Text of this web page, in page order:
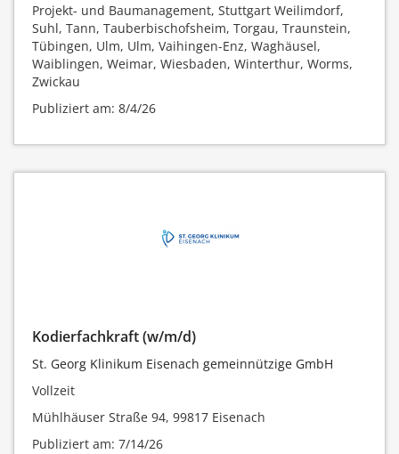
Projekt- und Baumanagement, Stuttgart Weilimdorf,
Suhl, Tann, Tauberbischofsheim, Torgau, Traunstein,
Tübingen, Ulm, Ulm, Vaihingen-Enz, Waghäusel,
Waiblingen, Weimar, Wiesbaden, Winterthur, Worms,
Zwickau
Publiziert am: 8/4/26
Kodierfachkraft (w/m/d)
St. Georg Klinikum Eisenach gemeinnützige GmbH
Vollzeit
Mühlhäuser Straße 94, 99817 Eisenach
Publiziert am: 7/14/26